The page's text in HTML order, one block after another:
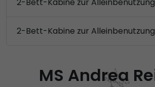
2-Bett-Kabine zur Alleinbenutzung
MS Andrea